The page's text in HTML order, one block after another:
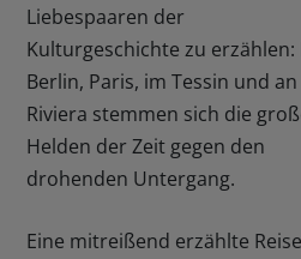
Liebespaaren der
Kulturgeschichte zu erzählen:
Berlin, Paris, im Tessin und
Riviera stemmen sich die
Helden der Zeit gegen den
drohenden Untergang.
Eine mitreißend erzählte